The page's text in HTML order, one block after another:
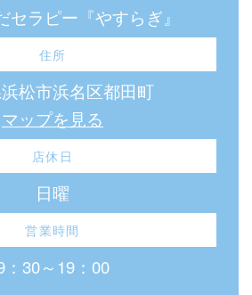
セラピー『やすらぎ』
住所
松市浜名区都田町
マップを見る
店休日
日曜
営業時間
：30～19：00